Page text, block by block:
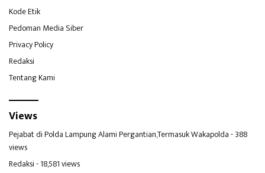
Kode Etik
Pedoman Media Siber
Privacy Policy
Redaksi
Tentang Kami
Views
Pejabat di Polda Lampung Alami Pergantian,Termasuk Wakapolda- 388
views
Redaksi- 18,581 views